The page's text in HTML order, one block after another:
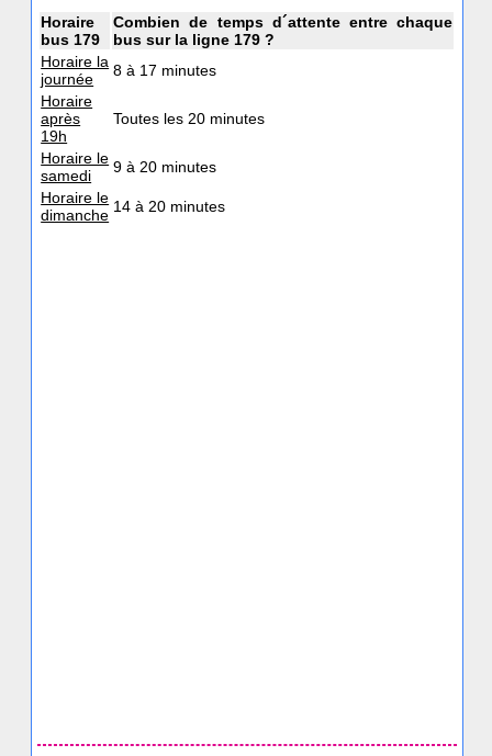
Horaire
bus 179
Combien de temps d´attente entre chaque
bus sur la ligne 179 ?
Horaire la
journée
8 à 17 minutes
Horaire
après
19h
Toutes les 20 minutes
Horaire le
samedi
9 à 20 minutes
Horaire le
dimanche 14 à 20 minutes